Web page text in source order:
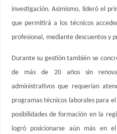
investigación. Asimismo, lideró el
que permitirá a los técnicos
profesional, mediante descuentos y
Durante su gestión también se
de más de 20 años sin
administrativos que requerían
programas técnicos laborales para
posibilidades de formación en la
logró posicionarse aún más en